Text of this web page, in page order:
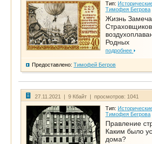
Тип:
Тимофея Бегрова
Жизнь
Родных
подробнее
Предоставлено: Тимофей Бегров
27.11.2021 | 9 Кбайт | просмотров: 1041
Тип:
Тимофея Бегрова
Правление
Каким было
дома?